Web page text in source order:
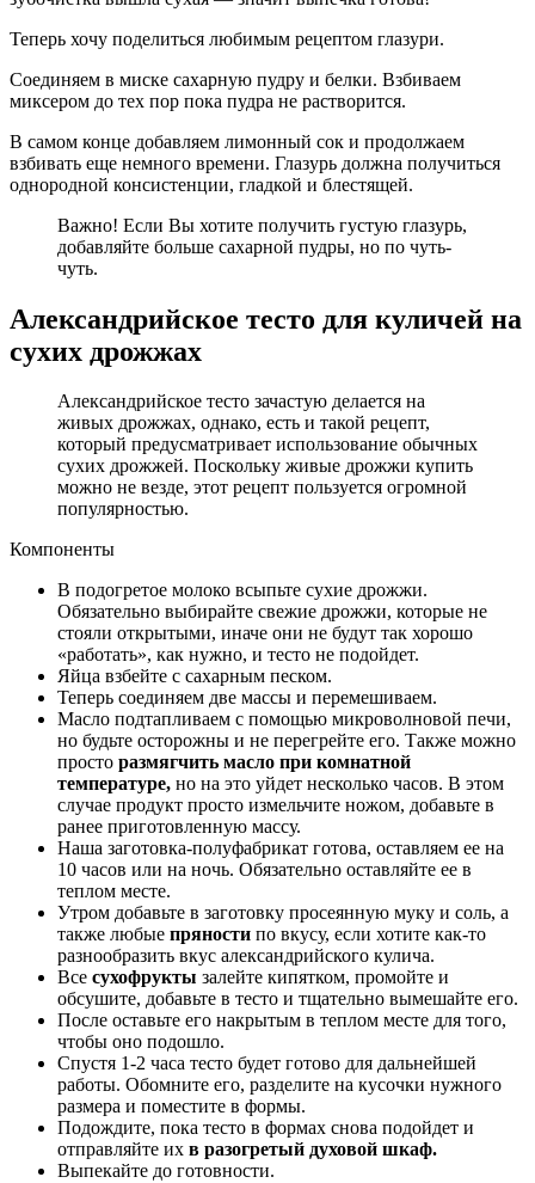
Теперь хочу поделиться любимым рецептом глазури.
Соединяем в миске сахарную пудру и белки. Взбиваем
миксером до тех пор пока пудра не растворится.
В самом конце добавляем лимонный сок и продолжаем
взбивать еще немного времени. Глазурь должна получиться
однородной консистенции, гладкой и блестящей.
Важно! Если Вы хотите получить густую глазурь,
добавляйте больше сахарной пудры, но по чуть-
чуть.
Александрийское тесто для куличей на
сухих дрожжах
Александрийское тесто зачастую делается на
живых дрожжах, однако, есть и такой рецепт,
который предусматривает использование обычных
сухих дрожжей. Поскольку живые дрожжи купить
можно не везде, этот рецепт пользуется огромной
популярностью.
Компоненты
В подогретое молоко всыпьте сухие дрожжи.
Обязательно выбирайте свежие дрожжи, которые не
стояли открытыми, иначе они не будут так хорошо
«работать», как нужно, и тесто не подойдет.
Яйца взбейте с сахарным песком.
Теперь соединяем две массы и перемешиваем.
Масло подтапливаем с помощью микроволновой печи,
но будьте осторожны и не перегрейте его. Также можно
просто размягчить масло при комнатной
температуре, но на это уйдет несколько часов. В этом
случае продукт просто измельчите ножом, добавьте в
ранее приготовленную массу.
Наша заготовка-полуфабрикат готова, оставляем ее на
10 часов или на ночь. Обязательно оставляйте ее в
теплом месте.
Утром добавьте в заготовку просеянную муку и соль, а
также любые пряности по вкусу, если хотите как-то
разнообразить вкус александрийского кулича.
Все сухофрукты залейте кипятком, промойте и
обсушите, добавьте в тесто и тщательно вымешайте его.
После оставьте его накрытым в теплом месте для того,
чтобы оно подошло.
Спустя 1-2 часа тесто будет готово для дальнейшей
работы. Обомните его, разделите на кусочки нужного
размера и поместите в формы.
Подождите, пока тесто в формах снова подойдет и
отправляйте их в разогретый духовой шкаф.
Выпекайте до готовности.